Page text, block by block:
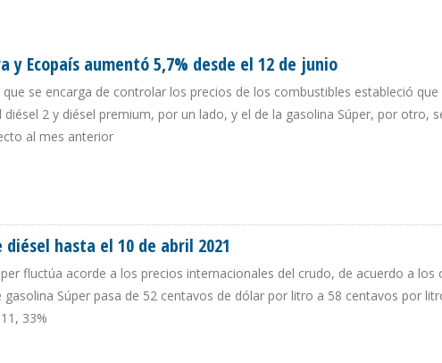
y Ecopaís aumentó 5,7% desde el 12 de junio
se encarga de controlar los precios de los combustibles estableció que
diésel 2 y diésel premium, por un lado, y el de la gasolina Súper, por otro,
al mes anterior
hasta el 10 de abril 2021
fluctúa acorde a los precios internacionales del crudo, de acuerdo a los
gasolina Súper pasa de 52 centavos de dólar por litro a 58 centavos por
33%